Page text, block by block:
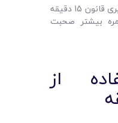
در ادامه در مورد شیوه بکارگیری قانون 15 دقیقه
بیشتر صحبت
از